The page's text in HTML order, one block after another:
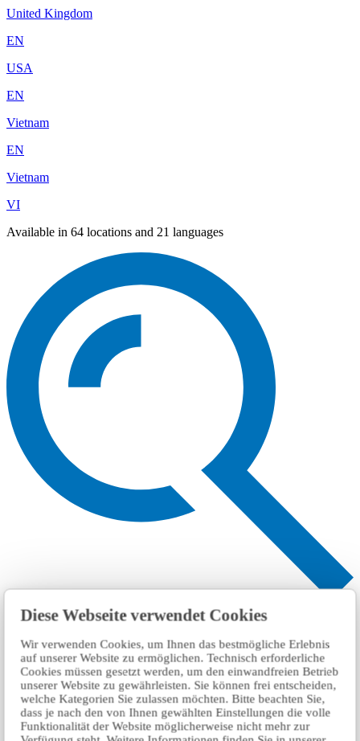
Diese Webseite verwendet Cookies
Wir verwenden Cookies, um Ihnen das bestmögliche Erlebnis
auf unserer Website zu ermöglichen. Technisch erforderliche
Cookies müssen gesetzt werden, um den einwandfreien Betrieb
unserer Website zu gewährleisten. Sie können frei entscheiden,
welche Kategorien Sie zulassen möchten. Bitte beachten Sie,
dass je nach den von Ihnen gewählten Einstellungen die volle
Funktionalität der Website möglicherweise nicht mehr zur
United Kingdom
EN
USA
EN
Vietnam
EN
Vietnam
VI
Available in 64 locations and 21 languages
搜索